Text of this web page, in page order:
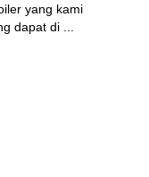
yang kami
dapat di ...